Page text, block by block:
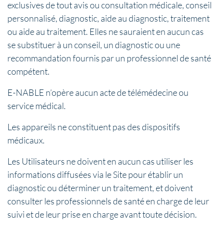
exclusives de tout avis ou consultation médicale, conseil
personnalisé, diagnostic, aide au diagnostic, traitement
ou aide au traitement. Elles ne sauraient en aucun cas
se substituer à un conseil, un diagnostic ou une
recommandation fournis par un professionnel de santé
compétent.
E-NABLE n’opère aucun acte de télémédecine ou
service médical.
Les appareils ne constituent pas des dispositifs
médicaux.
Les Utilisateurs ne doivent en aucun cas utiliser les
informations diffusées via le Site pour établir un
diagnostic ou déterminer un traitement, et doivent
consulter les professionnels de santé en charge de leur
suivi et de leur prise en charge avant toute décision.